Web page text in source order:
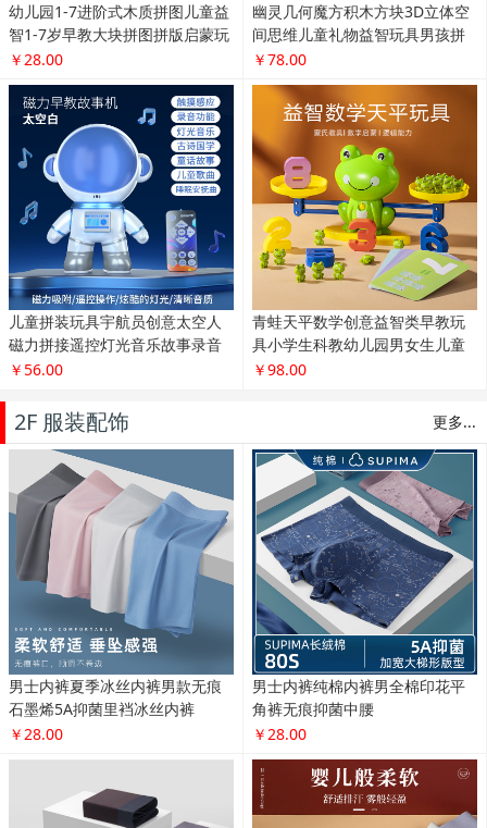
幼儿园1-7进阶式木质拼图儿童益
智1-7岁早教大块拼图拼版启蒙玩
具
￥28.00
幽灵几何魔方积木方块3D立体空
间思维儿童礼物益智玩具男孩拼
装
￥78.00
儿童拼装玩具宇航员创意太空人
磁力拼接遥控灯光音乐故事录音
机
￥56.00
青蛙天平数学创意益智类早教玩
具小学生科教幼儿园男女生儿童
礼物
￥98.00
更多...
2F 服装配饰
男士内裤夏季冰丝内裤男款无痕
石墨烯5A抑菌里裆冰丝内裤
￥28.00
男士内裤纯棉内裤男全棉印花平
角裤无痕抑菌中腰
￥28.00